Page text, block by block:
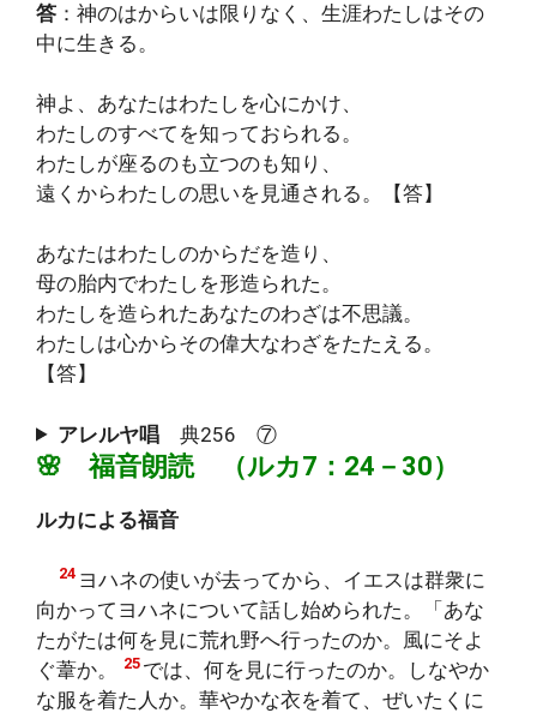
答 ：神のはからいは限りなく、生涯わたしはその
中に生きる。
神よ、あなたはわたしを心にかけ、
わたしのすべてを知っておられる。
わたしが座るのも立つのも知り、
遠くからわたしの思いを見通される。【答】
あなたはわたしのからだを造り、
母の胎内でわたしを形造られた。
わたしを造られたあなたのわざは不思議。
わたしは心からその偉大なわざをたたえる。
【答】
アレルヤ唱 典256 ⑦
🌸 福音朗読 （ルカ7：24－30）
ルカによる福音
24 ヨハネの使いが去ってから、イエスは群衆に
向かってヨハネについて話し始められた。「あな
たがたは何を見に荒れ野へ行ったのか。風にそよ
ぐ葦か。
25 では、何を見に行ったのか。しなやか
な服を着た人か。華やかな衣を着て、ぜいたくに